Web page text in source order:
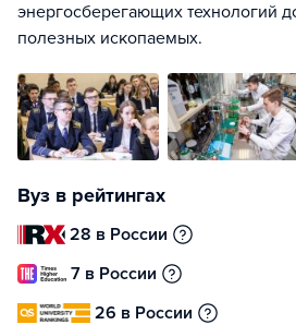
энергосберегающих технологий
полезных ископаемых.
Вуз в рейтингах
28 в России
7 в России
26 в России